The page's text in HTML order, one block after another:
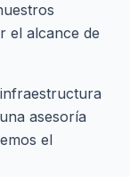
el alcance de
asesoría
el